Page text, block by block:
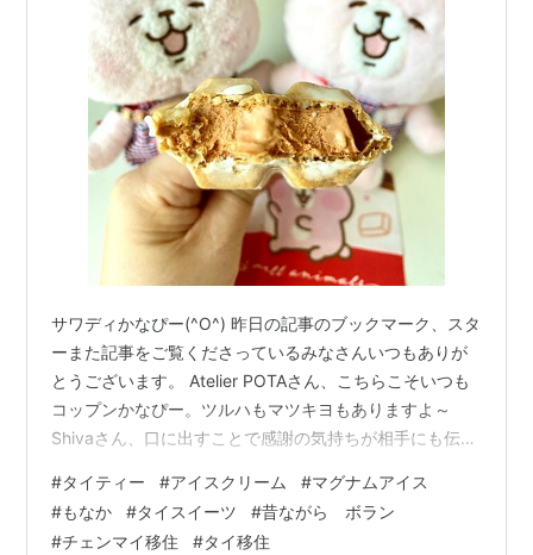
サワディかなぴー(^O^) 昨日の記事のブックマーク、スタ
ーまた記事をご覧くださっているみなさんいつもありが
とうございます。 Atelier POTAさん、こちらこそいつも
コップンかなぴー。ツルハもマツキヨもありますよ～
Shivaさん、口に出すことで感謝の気持ちが相手にも伝わ
らず挨拶は大事ですね～ Kajirinhappy、こちらこそ、い
つもご覧頂きコップンかなぴー！ 家系金融の企画立案者
#タイティー #アイスクリーム #マグナムアイス
#もなか #タイスイーツ #昔ながら ボラン
#チェンマイ移住 #タイ移住